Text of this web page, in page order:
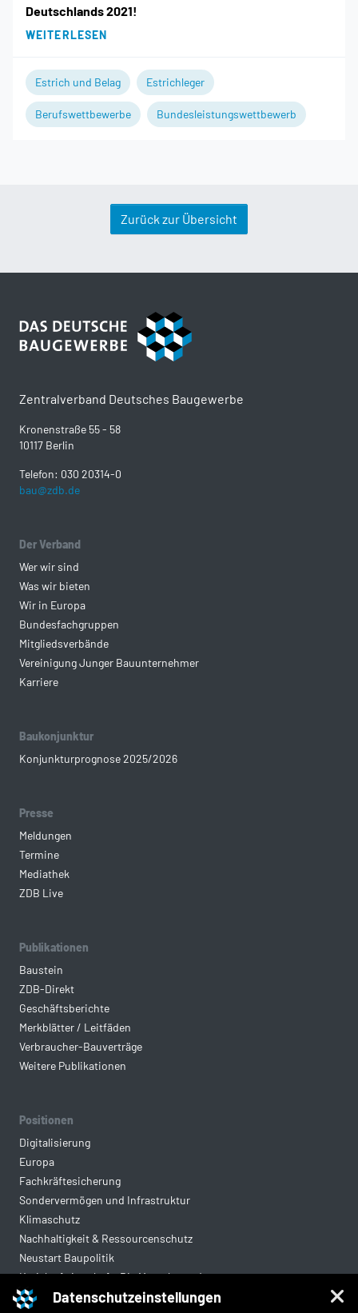
Datenschutzeinstellungen
Deutschlands 2021!
WEITERLESEN
Estrich und Belag Estrichleger
Berufswettbewerbe Bundesleistungswettbewerb
Zurück zur Übersicht
Zentralverband Deutsches Baugewerbe
Kronenstraße 55 - 58
10117 Berlin
Telefon: 030 20314-0
bau@zdb.de
Der Verband
Wer wir sind
Was wir bieten
Wir in Europa
Bundesfachgruppen
Mitgliedsverbände
Vereinigung Junger Bauunternehmer
Karriere
Baukonjunktur
Konjunkturprognose 2025/2026
Presse
Meldungen
Termine
Mediathek
ZDB Live
Publikationen
Baustein
ZDB-Direkt
Geschäftsberichte
Merkblätter / Leitfäden
Verbraucher-Bauverträge
Weitere Publikationen
Positionen
Digitalisierung
Europa
Fachkräftesicherung
Sondervermögen und Infrastruktur
Klimaschutz
Nachhaltigkeit & Ressourcenschutz
Neustart Baupolitik
Kreislaufwirtschaft: Die Mantelverordnung
Mittelstandsgerechte Vergabe